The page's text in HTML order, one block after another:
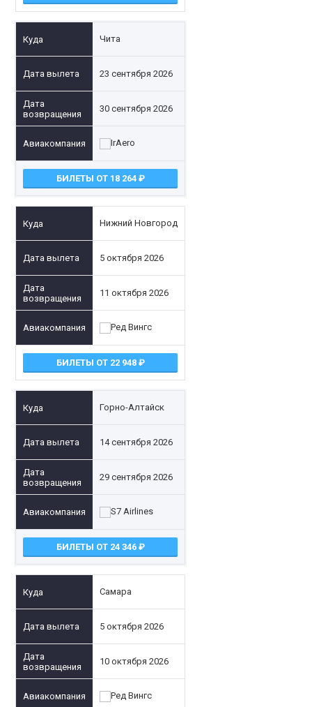
Чита
23 сентября 2026
30 сентября 2026
БИЛЕТЫ ОТ 18 264
Нижний Новгород
5 октября 2026
11 октября 2026
БИЛЕТЫ ОТ 22 948
Горно-Алтайск
14 сентября 2026
29 сентября 2026
БИЛЕТЫ ОТ 24 346
Самара
5 октября 2026
10 октября 2026